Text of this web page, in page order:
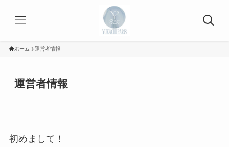
ホーム 運営者情報
運営者情報
初めまして！